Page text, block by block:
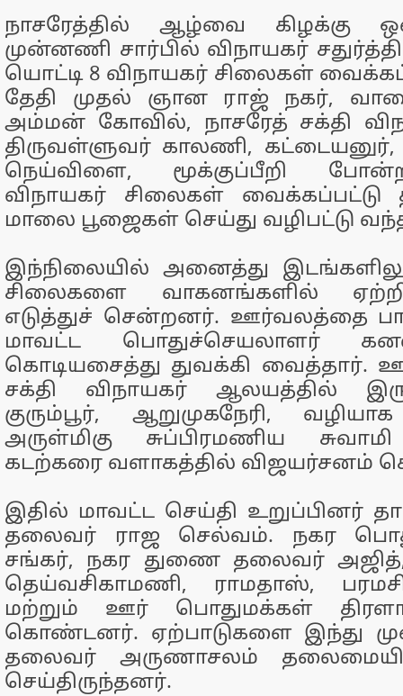
நாசரேத்தில் ஆழ்வை கிழக்கு
முன்னணி சார்பில் விநாயகர்
யொட்டி 8 விநாயகர் சிலைகள்
தேதி முதல் ஞான ராஜ் நகர்,
அம்மன் கோவில், நாசரேத் சக்தி
திருவள்ளுவர் காலணி,
நெய்விளை, மூக்குப்பீறி
விநாயகர் சிலைகள் வைக்கப்பட்டு
மாலை பூஜைகள் செய்து வழிபட்டு
இந்நிலையில் அனைத்து
சிலைகளை வாகனங்களில்
எடுத்துச் சென்றனர். ஊர்வலத்தை
மாவட்ட பொதுச்செயலாளர்
கொடியசைத்து துவக்கி வைத்தார்.
சக்தி விநாயகர் ஆலயத்தில்
குரும்பூர், ஆறுமுகநேரி,
அருள்மிகு சுப்பிரமணிய
கடற்கரை வளாகத்தில் விஜயர்சனம்
இதில் மாவட்ட செய்தி உறுப்பினர்
தலைவர் ராஜ செல்வம். நகர
சங்கர், நகர துணை தலைவர்
தெய்வசிகாமணி, ராமதாஸ்,
மற்றும் ஊர் பொதுமக்கள்
கொண்டனர். ஏற்பாடுகளை இந்து
தலைவர் அருணாசலம்
செய்திருந்தனர்.